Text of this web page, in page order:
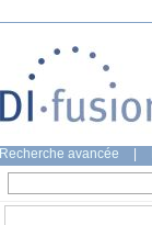
Recherche avancée